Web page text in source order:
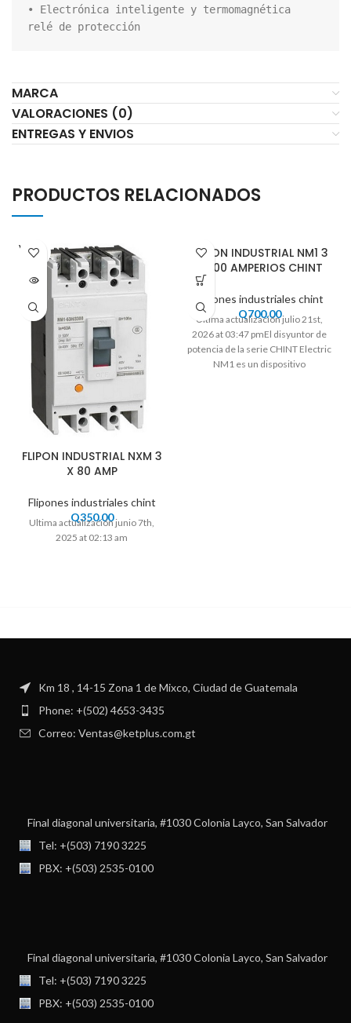
• Electrónica inteligente y termomagnética
MARCA
VALORACIONES (0)
ENTREGAS Y ENVIOS
PRODUCTOS RELACIONADOS
VENDI
DO
FLIPON INDUSTRIAL NXM 3
X 80 AMP
Flipones industriales chint
Q350.00
Ultima actualización junio 7th,
2025 at 02:13 am
FLIPON INDUSTRIAL NM1 3
X 200 AMPERIOS CHINT
Flipones industriales chint
Q700.00
Ultima actualización julio 21st,
2026 at 03:47 pmEl disyuntor de
potencia de la serie CHINT Electric
NM1 es un dispositivo
Km 18 , 14-15 Zona 1 de Mixco, Ciudad de Guatemala
Phone: +(502) 4653-3435
Correo: Ventas@ketplus.com.gt
Final diagonal universitaria, #1030 Colonia Layco, San Salvador
Tel: +(503) 7190 3225
PBX: +(503) 2535-0100
Final diagonal universitaria, #1030 Colonia Layco, San Salvador
Tel: +(503) 7190 3225
PBX: +(503) 2535-0100